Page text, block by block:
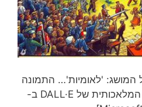
המושג: 'לאומיות'… התמונה
עובדה במערכת הבינה המלאכותית של DALL·E ב-